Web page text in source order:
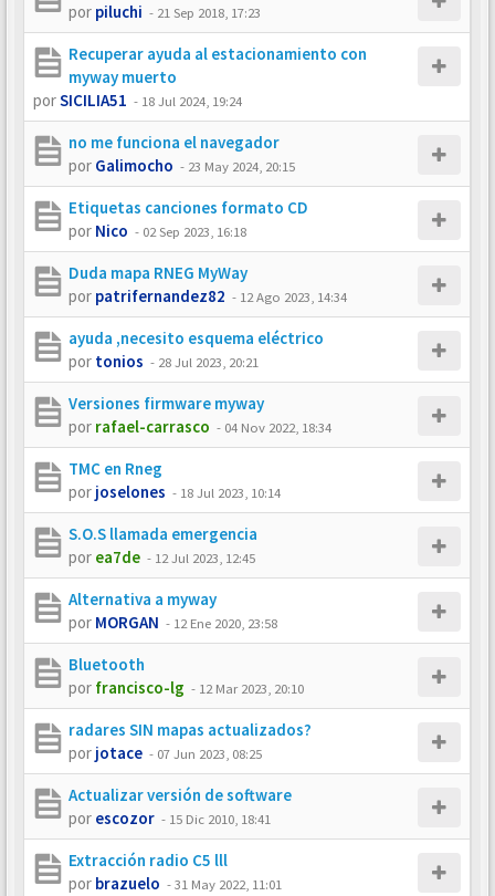
por piluchi - 21 Sep 2018, 17:23
Recuperar ayuda al estacionamiento con
myway muerto
porSICILIA51 - 18 Jul 2024, 19:24
no me funciona el navegador
por Galimocho - 23 May 2024, 20:15
Etiquetas canciones formato CD
por Nico - 02 Sep 2023, 16:18
Duda mapa RNEG MyWay
por patrifernandez82 - 12 Ago 2023, 14:34
ayuda ,necesito esquema eléctrico
por tonios - 28 Jul 2023, 20:21
Versiones firmware myway
por rafael-carrasco - 04 Nov 2022, 18:34
TMC en Rneg
por joselones - 18 Jul 2023, 10:14
S.O.S llamada emergencia
por ea7de - 12 Jul 2023, 12:45
Alternativa a myway
por MORGAN - 12 Ene 2020, 23:58
Bluetooth
por francisco-lg - 12 Mar 2023, 20:10
radares SIN mapas actualizados?
por jotace - 07 Jun 2023, 08:25
Actualizar versión de software
por escozor - 15 Dic 2010, 18:41
Extracción radio C5 lll
por brazuelo -31 May 2022, 11:01